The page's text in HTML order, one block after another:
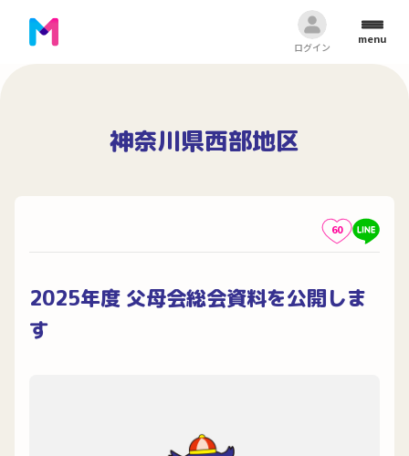
ログイン
menu
神奈川県西部地区
60
2025年度 父母会総会資料を公開しま
す